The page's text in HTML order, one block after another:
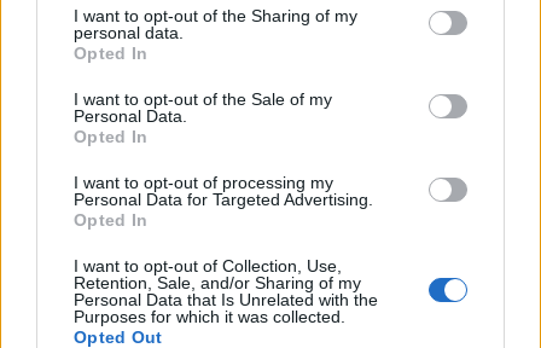
I want to opt-out of the Sharing of my
personal data.
Opted In
I want to opt-out of the Sale of my
Personal Data.
Opted In
I want to opt-out of processing my
Personal Data for Targeted Advertising.
Opted In
I want to opt-out of Collection, Use,
Retention, Sale, and/or Sharing of my
Personal Data that Is Unrelated with the
Purposes for which it was collected.
Opted Out